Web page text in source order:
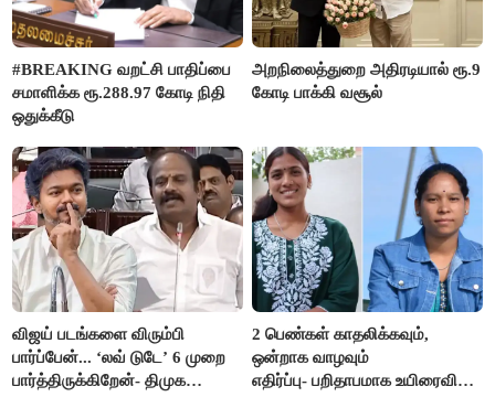
#BREAKING வறட்சி பாதிப்பை
சமாளிக்க ரூ.288.97 கோடி நிதி
ஒதுக்கீடு
அறநிலைத்துறை அதிரடியால் ரூ.9
கோடி பாக்கி வசூல்
விஜய் படங்களை விரும்பி
பார்ப்பேன்... ‘லவ் டுடே’ 6 முறை
பார்த்திருக்கிறேன்- திமுக
2 பெண்கள் காதலிக்கவும்,
ஒன்றாக வாழவும்
எதிர்ப்பு- பறிதாபமாக உயிரைவிட்ட